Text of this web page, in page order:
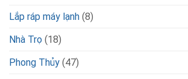
Lắp ráp máy lạnh (8)
Nhà Trọ (18)
Phong Thủy (47)